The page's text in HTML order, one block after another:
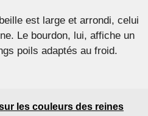
est large et arrondi, celui
Le bourdon, lui, affiche un
poils adaptés au froid.
les couleurs des reines